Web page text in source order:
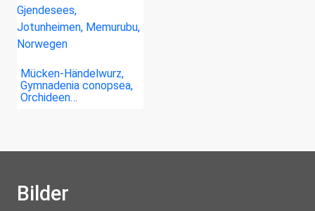
Mücken-Händelwurz,
Gymnadenia conopsea,
Orchideen…
Bilder